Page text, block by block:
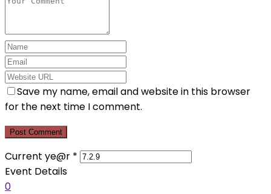
Save my name, email and website in this browser
for the next time I comment.
Current ye@r *
Event Details
0